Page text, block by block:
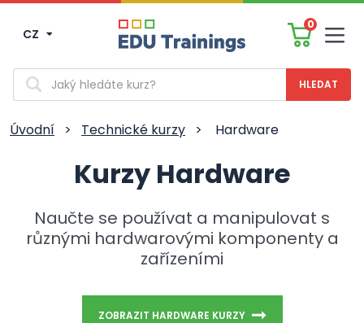
CZ
0
Vyhledávání
Úvodní > Technické kurzy > Hardware
Kurzy Hardware
Naučte se používat a manipulovat s
různými hardwarovými komponenty a
zařízeními
ZOBRAZIT HARDWARE KURZY